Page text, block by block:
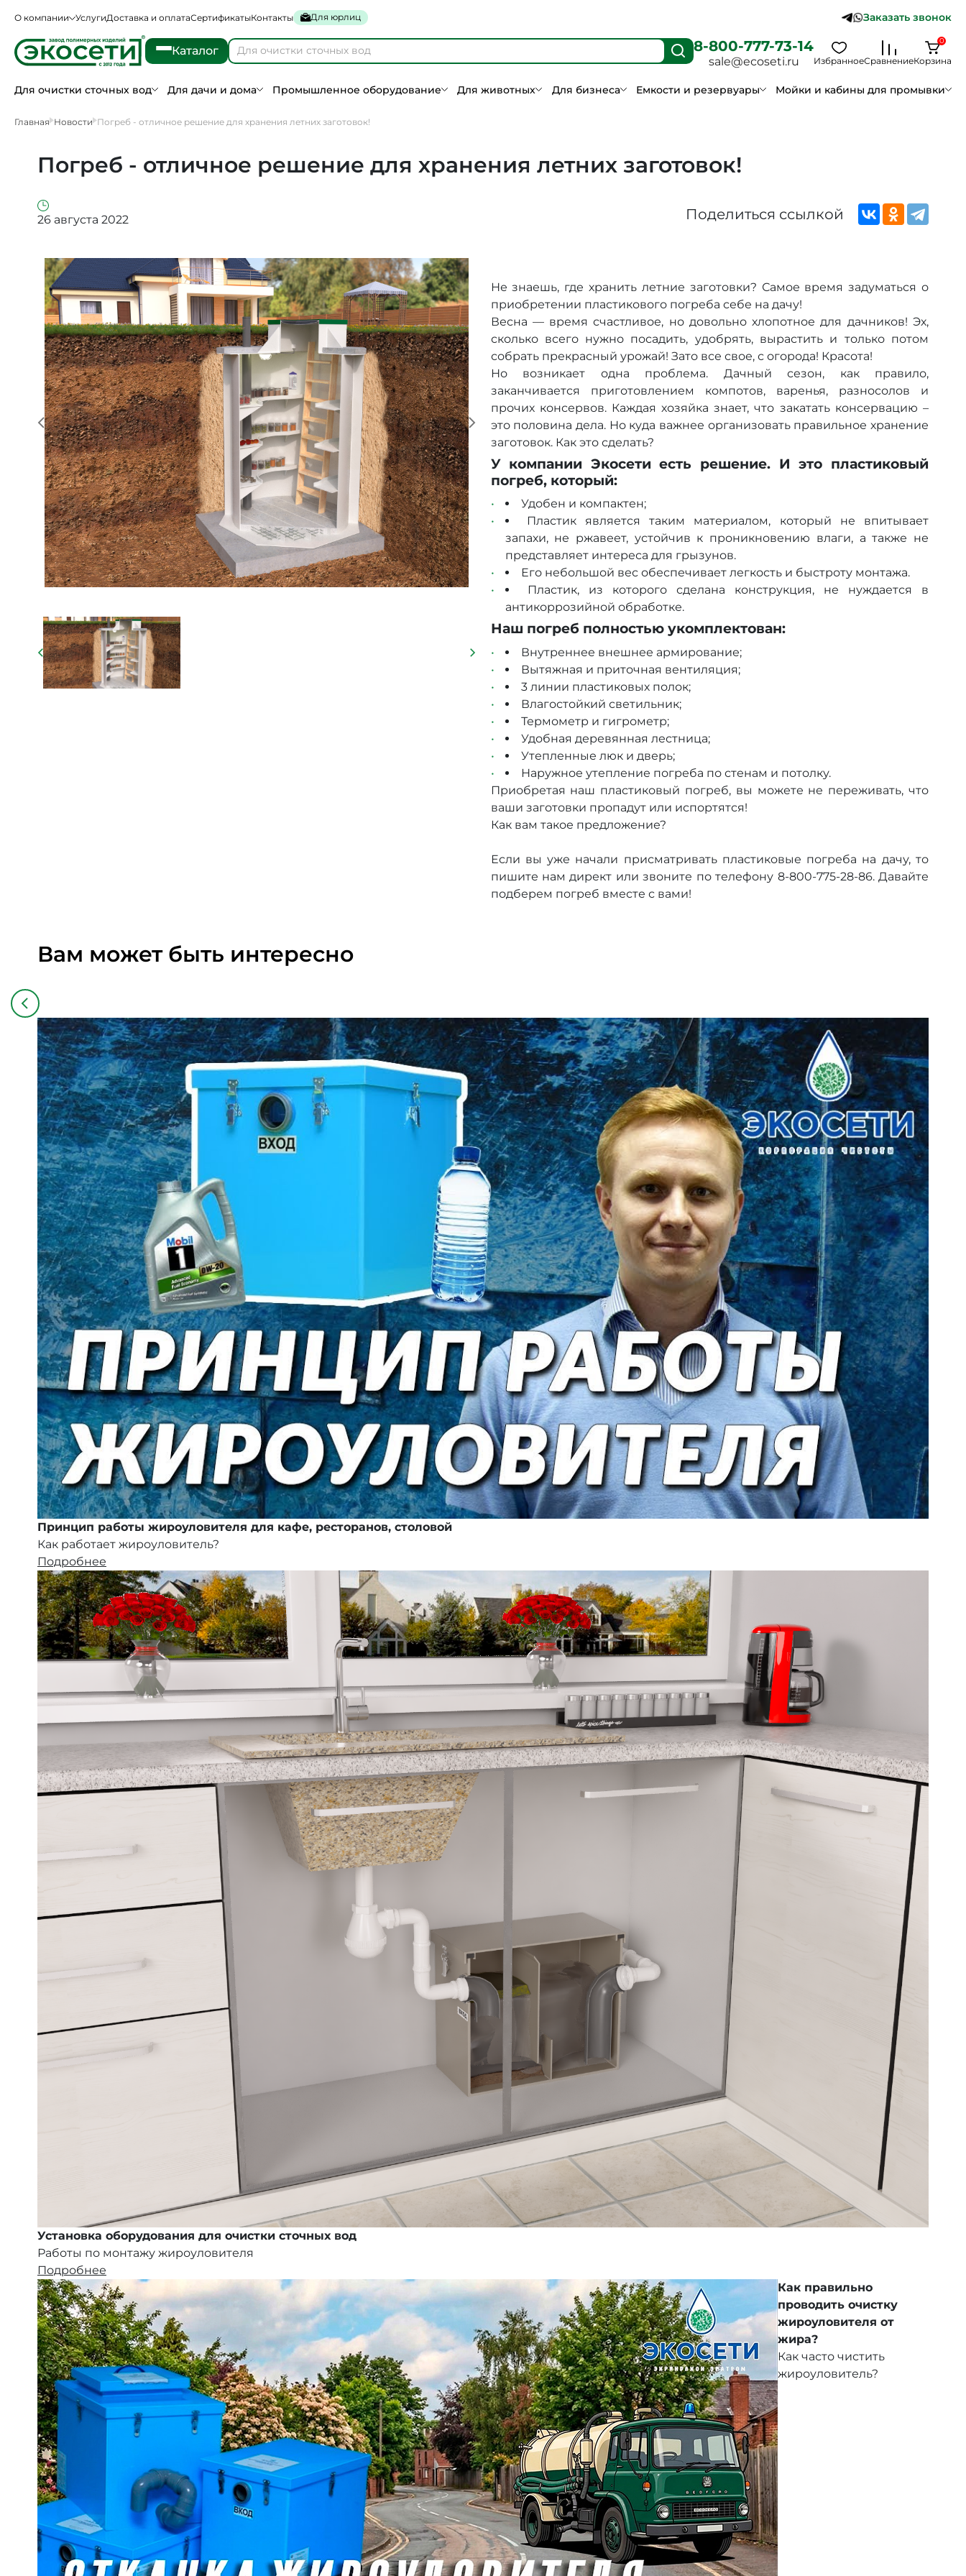
О компании УслугиДоставка и оплатаСертификатыКонтакты Для юрлиц Заказать звонок
Каталог 8-800-777-73-14
sale@ecoseti.ru ИзбранноеСравнениеКорзина
0
Для очистки сточных вод Для дачи и дома Промышленное оборудование Для животных Для бизнеса Емкости и резервуары Мойки и кабины для промывки
Главная Новости Погреб - отличное решение для хранения летних заготовок!
Погреб - отличное решение для хранения летних заготовок!
26 августа 2022 Поделиться ссылкой
Не знаешь, где хранить летние заготовки? Самое время задуматься о
приобретении пластикового погреба себе на дачу!
Весна — время счастливое, но довольно хлопотное для дачников! Эх,
сколько всего нужно посадить, удобрять, вырастить и только потом
собрать прекрасный урожай! Зато все свое, с огорода! Красота!
Но возникает одна проблема. Дачный сезон, как правило,
заканчивается приготовлением компотов, варенья, разносолов и
прочих консервов. Каждая хозяйка знает, что закатать консервацию –
это половина дела. Но куда важнее организовать правильное хранение
заготовок. Как это сделать?
У компании Экосети есть решение. И это пластиковый
погреб, который:
Удобен и компактен;
Пластик является таким материалом, который не впитывает
запахи, не ржавеет, устойчив к проникновению влаги, а также не
представляет интереса для грызунов.
Его небольшой вес обеспечивает легкость и быстроту монтажа.
Пластик, из которого сделана конструкция, не нуждается в
антикоррозийной обработке.
Наш погреб полностью укомплектован:
Внутреннее внешнее армирование;
Вытяжная и приточная вентиляция;
3 линии пластиковых полок;
Влагостойкий светильник;
Термометр и гигрометр;
Удобная деревянная лестница;
Утепленные люк и дверь;
Наружное утепление погреба по стенам и потолку.
Приобретая наш пластиковый погреб, вы можете не переживать, что
ваши заготовки пропадут или испортятся!
Как вам такое предложение?
Если вы уже начали присматривать пластиковые погреба на дачу, то
пишите нам директ или звоните по телефону 8-800-775-28-86. Давайте
подберем погреб вместе с вами!
Вам может быть интересно
Принцип работы жироуловителя для кафе, ресторанов, столовой
Как работает жироуловитель?
Подробнее
Установка оборудования для очистки сточных вод
Работы по монтажу жироуловителя
Подробнее
Как правильно
проводить очистку
жироуловителя от
жира?
Как часто чистить
жироуловитель?